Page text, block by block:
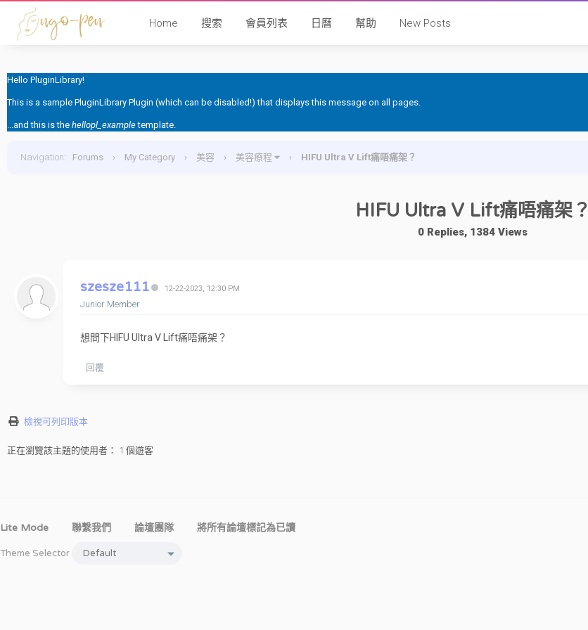
Home 搜索 會員列表 日曆 幫助 New Posts
Hello PluginLibrary!
This is a sample PluginLibrary Plugin (which can be disabled!) that displays this message on all pages.
...and this is the hellopl_exampletemplate.
Navigation: Forums › My Category › 美容 › 美容療程 › HIFU Ultra V Lift痛唔痛架？
HIFU Ultra V Lift痛唔痛架？
0 Replies, 1384 Views
szesze111 12-22-2023, 12:30 PM
Junior Member
想問下HIFU Ultra V Lift痛唔痛架？
回覆
檢視可列印版本
正在瀏覽該主題的使用者： 1 個遊客
Lite Mode 聯繫我們 論壇團隊 將所有論壇標記為已讀
Theme Selector